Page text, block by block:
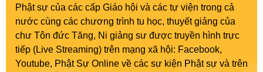
Phật sự của các cấp Giáo hội và các tự viện trong cả
nước cùng các chương trình tu học, thuyết giảng của
chư Tôn đức Tăng, Ni giảng sư được truyền hình trực
tiếp (Live Streaming) trên mạng xã hội: Facebook,
Youtube, Phật Sự Online về các sự kiện Phật sự và trên